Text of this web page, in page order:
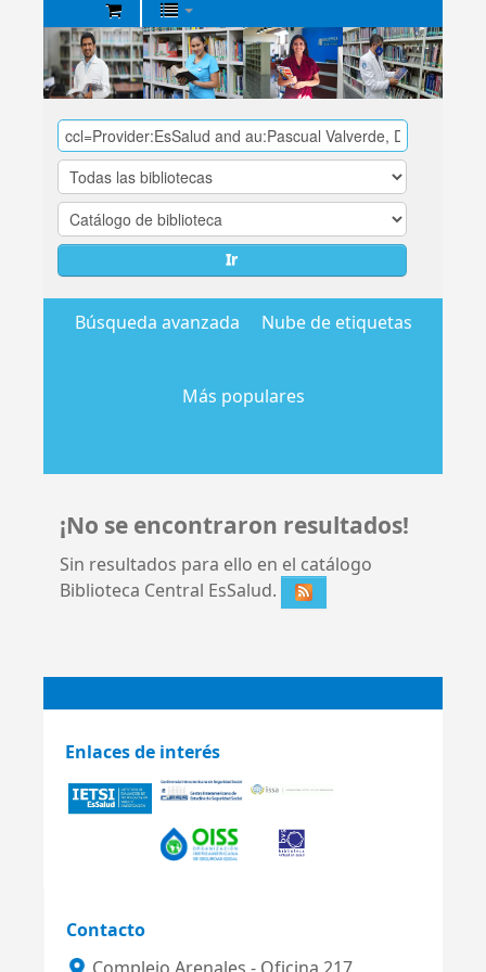
Biblioteca
Central
EsSalud
Ir
Búsqueda avanzada Nube de etiquetas
Más populares
¡No se encontraron resultados!
Sin resultados para ello en el catálogo
Biblioteca Central EsSalud.
Enlaces de interés
Contacto